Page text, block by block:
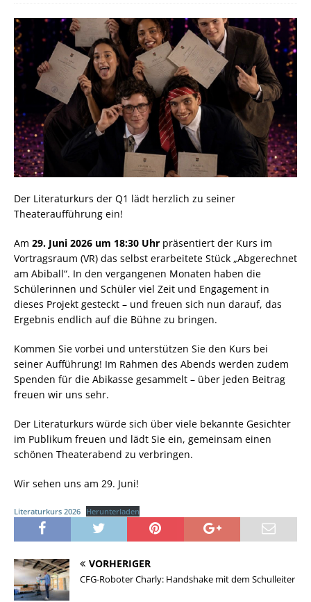
Der Literaturkurs der Q1 lädt herzlich zu seiner
Theateraufführung ein!
Am 29. Juni 2026 um 18:30 Uhr präsentiert der Kurs im
Vortragsraum (VR) das selbst erarbeitete Stück „Abgerechnet
am Abiball“. In den vergangenen Monaten haben die
Schülerinnen und Schüler viel Zeit und Engagement in
dieses Projekt gesteckt – und freuen sich nun darauf, das
Ergebnis endlich auf die Bühne zu bringen.
Kommen Sie vorbei und unterstützen Sie den Kurs bei
seiner Aufführung! Im Rahmen des Abends werden zudem
Spenden für die Abikasse gesammelt – über jeden Beitrag
freuen wir uns sehr.
Der Literaturkurs würde sich über viele bekannte Gesichter
im Publikum freuen und lädt Sie ein, gemeinsam einen
schönen Theaterabend zu verbringen.
Wir sehen uns am 29. Juni!
Literaturkurs 2026 Herunterladen
VORHERIGER
CFG-Roboter Charly: Handshake mit dem Schulleiter